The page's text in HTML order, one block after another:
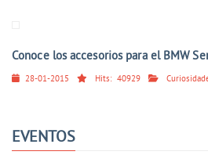
Conoce los accesorios para el BMW
28-01-2015 Hits: 40929
EVENTOS